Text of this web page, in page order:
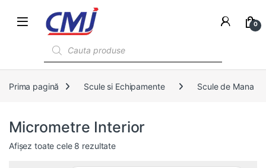
0
Prima pagină Scule si Echipamente Scule de Mana
Micrometre Interior
Afișez toate cele 8 rezultate